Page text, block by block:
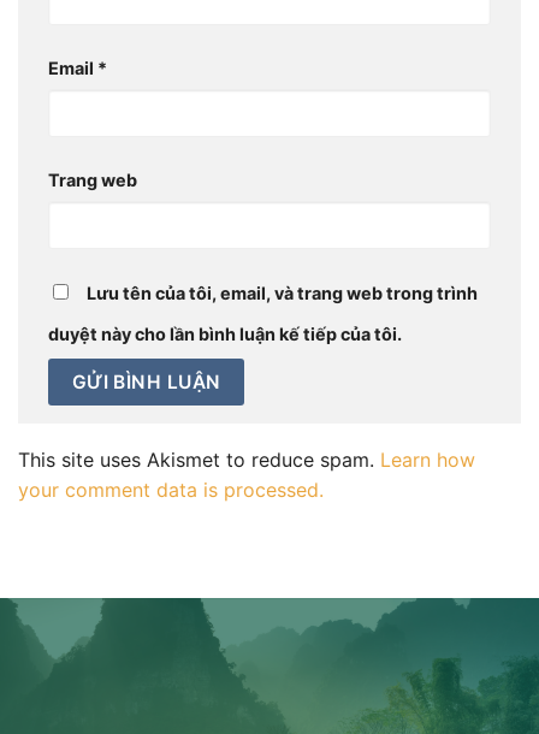
Email *
Trang web
Lưu tên của tôi, email, và trang web trong trình
duyệt này cho lần bình luận kế tiếp của tôi.
This site uses Akismet to reduce spam. Learn how
your comment data is processed.